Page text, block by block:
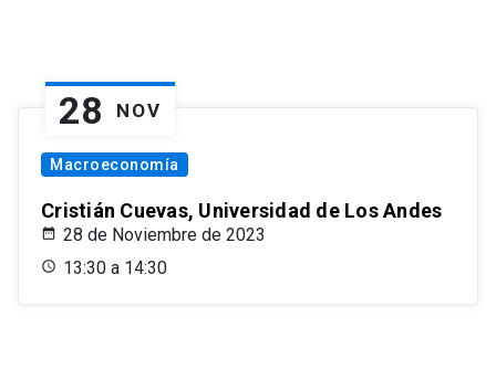
28 NOV
Macroeconomía
Cristián Cuevas, Universidad de Los Andes
28 de Noviembre de 2023
13:30 a 14:30